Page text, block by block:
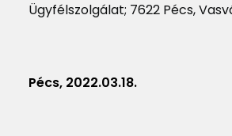
Ügyfélszolgálat; 7622 Pécs,
Pécs, 2022.03.18.